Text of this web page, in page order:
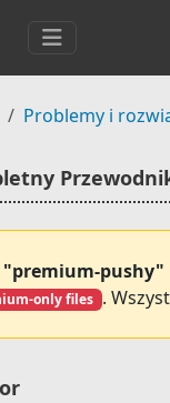
Problemy i
"premium-
only files .